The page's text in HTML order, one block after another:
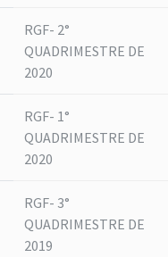
RGF- 2°
QUADRIMESTRE DE
2020
RGF- 1°
QUADRIMESTRE DE
2020
RGF- 3°
QUADRIMESTRE DE
2019